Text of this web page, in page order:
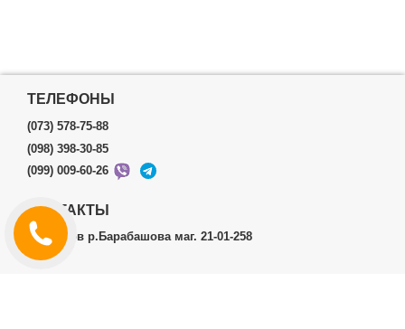
ТЕЛЕФОНЫ
(073) 578-75-88
(098) 398-30-85
(099) 009-60-26
КОНТАКТЫ
г.Харьков р.Барабашова маг. 21-01-258